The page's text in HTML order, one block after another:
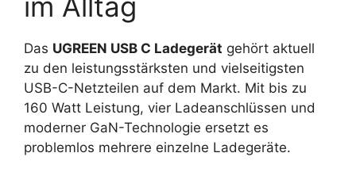
Das UGREEN USB C Ladegerät gehört aktuell
zu den leistungsstärksten und vielseitigsten
USB-C-Netzteilen auf dem Markt. Mit bis zu
160 Watt Leistung, vier Ladeanschlüssen und
moderner GaN-Technologie ersetzt es
problemlos mehrere einzelne Ladegeräte.